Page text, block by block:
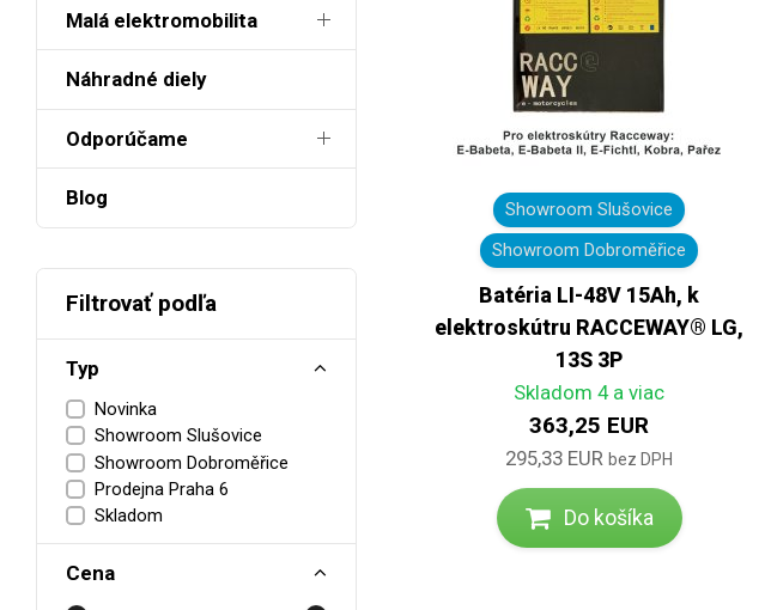
Malá elektromobilita
Náhradné diely
Odporúčame
Blog
Filtrovať podľa
Typ
Novinka
Showroom Slušovice
Showroom Dobroměřice
Prodejna Praha 6
Skladom
Cena
Showroom Slušovice
Showroom Dobroměřice
Batéria LI-48V 15Ah, k
elektroskútru RACCEWAY® LG,
13S 3P
Skladom 4 a viac
363,25 EUR
295,33 EUR bez DPH
Do košíka